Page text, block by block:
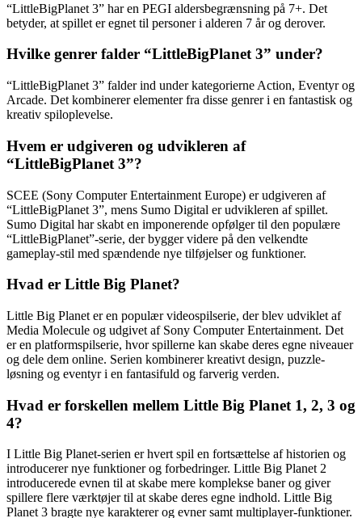
“LittleBigPlanet 3” har en PEGI aldersbegrænsning på 7+. Det
betyder, at spillet er egnet til personer i alderen 7 år og derover.
Hvilke genrer falder “LittleBigPlanet 3” under?
“LittleBigPlanet 3” falder ind under kategorierne Action, Eventyr og
Arcade. Det kombinerer elementer fra disse genrer i en fantastisk og
kreativ spiloplevelse.
Hvem er udgiveren og udvikleren af
“LittleBigPlanet 3”?
SCEE (Sony Computer Entertainment Europe) er udgiveren af
“LittleBigPlanet 3”, mens Sumo Digital er udvikleren af spillet.
Sumo Digital har skabt en imponerende opfølger til den populære
“LittleBigPlanet”-serie, der bygger videre på den velkendte
gameplay-stil med spændende nye tilføjelser og funktioner.
Hvad er Little Big Planet?
Little Big Planet er en populær videospilserie, der blev udviklet af
Media Molecule og udgivet af Sony Computer Entertainment. Det
er en platformspilserie, hvor spillerne kan skabe deres egne niveauer
og dele dem online. Serien kombinerer kreativt design, puzzle-
løsning og eventyr i en fantasifuld og farverig verden.
Hvad er forskellen mellem Little Big Planet 1, 2, 3 og
4?
I Little Big Planet-serien er hvert spil en fortsættelse af historien og
introducerer nye funktioner og forbedringer. Little Big Planet 2
introducerede evnen til at skabe mere komplekse baner og giver
spillere flere værktøjer til at skabe deres egne indhold. Little Big
Planet 3 bragte nye karakterer og evner samt multiplayer-funktioner.